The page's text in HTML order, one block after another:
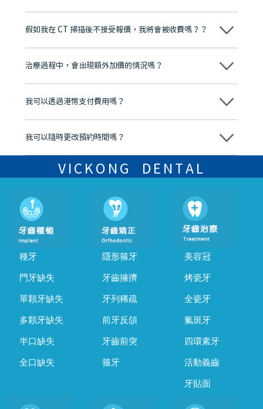
維港口腔踐行「醫道濟世」的大學校訓，各分院匯聚來自香港、內地的
牌」、「2025香港企業領袖品牌」，是諾貝爾種植系統全球放心植牙中
至今已服務超過三十個國家和地區的顧客，受到粵港澳大灣區及周邊城
市市民極高的口碑評價及信任推薦 珠海、深圳設有八大分院，香港亦設
有咨詢及服務保障中心，有任何問題都可以隨時預約免費咨詢，讓人十
假如我在 CT 掃描後不接受報價，我將會被收費嗎？？
不會！只要未開始實際服務之前，你不會被收取任何費用。
治療過程中，會出現額外加價的情況嗎？
不會，治療前我們會詳細說明治療方案及對應的價錢，顧客同意並簽字
我可以透過港幣支付費用嗎？
可以。維港口腔會按照當日匯率轉算收取費用，而匯率會及時告知客人
我可以隨時更改預約時間嗎？
可以，請盡早通過wechat或whatsapp聯絡我們，告知我們你原本預約
的時間及資料，並且重新預約的日期及時段
VICKONG DENTAL
種牙
門牙缺失
單顆牙缺失
多顆牙缺失
半口缺失
全口缺失
隱形箍牙
牙齒擁擠
牙列稀疏
前牙反頜
牙齒前突
箍牙
美容冠
烤瓷牙
全瓷牙
氟斑牙
四環素牙
活動義齒
牙貼面